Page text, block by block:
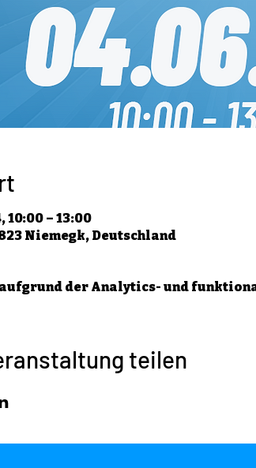
10:00 – 13:00
Niemegk, Deutschland
aufgrund der Analytics- und
teilen